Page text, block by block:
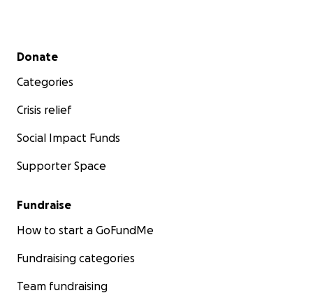
Secondary menu
Donate
Categories
Crisis relief
Social Impact Funds
Supporter Space
Fundraise
How to start a GoFundMe
Fundraising categories
Team fundraising